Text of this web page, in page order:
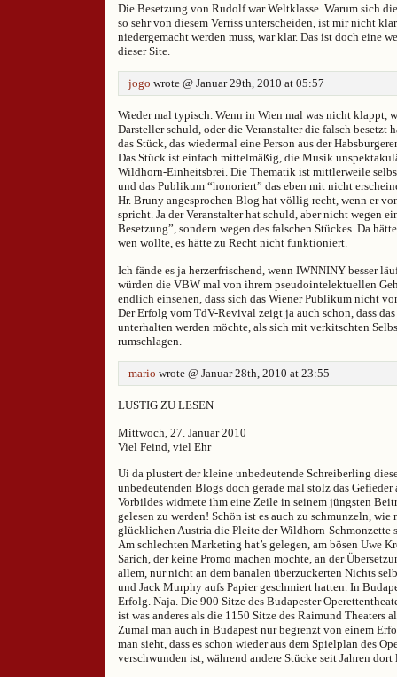
Die Besetzung von Rudolf war Weltklasse. Warum sich
so sehr von diesem Verriss unterscheiden, ist mir nicht
niedergemacht werden muss, war klar. Das ist doch eine
dieser Site.
jogo wrote @ Januar 29th, 2010 at 05:57
Wieder mal typisch. Wenn in Wien mal was nicht klappt,
Darsteller schuld, oder die Veranstalter die falsch besetzt
das Stück, das wiedermal eine Person aus der
Das Stück ist einfach mittelmäßig, die Musik
Wildhorn-Einheitsbrei. Die Thematik ist mittlerweile
und das Publikum “honoriert” das eben mit nicht
Hr. Bruny angesprochen Blog hat völlig recht, wenn er
spricht. Ja der Veranstalter hat schuld, aber nicht wegen
Besetzung”, sondern wegen des falschen Stückes. Da
wen wollte, es hätte zu Recht nicht funktioniert.
Ich fände es ja herzerfrischend, wenn IWNNINY besser
würden die VBW mal von ihrem pseudointelektuellen
endlich einsehen, dass sich das Wiener Publikum nicht
Der Erfolg vom TdV-Revival zeigt ja auch schon, dass
unterhalten werden möchte, als sich mit verkitschten
rumschlagen.
mario wrote @ Januar 28th, 2010 at 23:55
LUSTIG ZU LESEN
Mittwoch, 27. Januar 2010
Viel Feind, viel Ehr
Ui da plustert der kleine unbedeutende Schreiberling
unbedeutenden Blogs doch gerade mal stolz das Gefieder
Vorbildes widmete ihm eine Zeile in seinem jüngsten
gelesen zu werden! Schön ist es auch zu schmunzeln, wie
glücklichen Austria die Pleite der Wildhorn-Schmonzette
Am schlechten Marketing hat’s gelegen, am bösen Uwe
Sarich, der keine Promo machen mochte, an der
allem, nur nicht an dem banalen überzuckerten Nichts
und Jack Murphy aufs Papier geschmiert hatten. In
Erfolg. Naja. Die 900 Sitze des Budapester
ist was anderes als die 1150 Sitze des Raimund Theaters
Zumal man auch in Budapest nur begrenzt von einem
man sieht, dass es schon wieder aus dem Spielplan des
verschwunden ist, während andere Stücke seit Jahren dort